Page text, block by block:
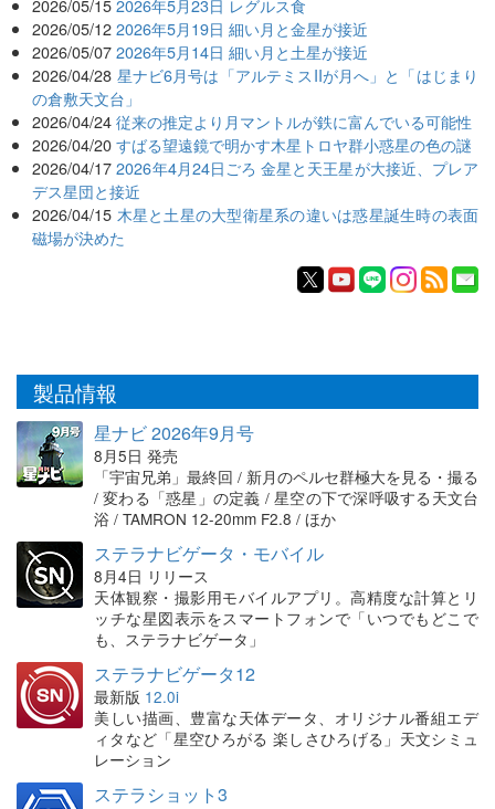
2026/05/15 2026年5月23日 レグルス食
2026/05/12 2026年5月19日 細い月と金星が接近
2026/05/07 2026年5月14日 細い月と土星が接近
2026/04/28 星ナビ6月号は「アルテミスIIが月へ」と「はじまり
の倉敷天文台」
2026/04/24 従来の推定より月マントルが鉄に富んでいる可能性
2026/04/20 すばる望遠鏡で明かす木星トロヤ群小惑星の色の謎
2026/04/17 2026年4月24日ごろ 金星と天王星が大接近、プレア
デス星団と接近
2026/04/15 木星と土星の大型衛星系の違いは惑星誕生時の表面
磁場が決めた
製品情報
星ナビ 2026年9月号
8月5日 発売
「宇宙兄弟」最終回 / 新月のペルセ群極大を見る・撮る
/ 変わる「惑星」の定義 / 星空の下で深呼吸する天文台
浴 / TAMRON 12-20mm F2.8 / ほか
ステラナビゲータ・モバイル
8月4日 リリース
天体観察・撮影用モバイルアプリ。高精度な計算とリ
ッチな星図表示をスマートフォンで「いつでもどこで
も、ステラナビゲータ」
ステラナビゲータ12
最新版 12.0i
美しい描画、豊富な天体データ、オリジナル番組エデ
ィタなど「星空ひろがる 楽しさひろげる」天文シミュ
レーション
ステラショット3